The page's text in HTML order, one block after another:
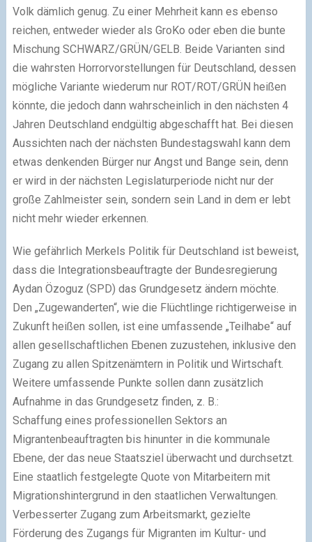
Volk dämlich genug. Zu einer Mehrheit kann es ebenso
reichen, entweder wieder als GroKo oder eben die bunte
Mischung SCHWARZ/GRÜN/GELB. Beide Varianten sind
die wahrsten Horrorvorstellungen für Deutschland, dessen
mögliche Variante wiederum nur ROT/ROT/GRÜN heißen
könnte, die jedoch dann wahrscheinlich in den nächsten 4
Jahren Deutschland endgültig abgeschafft hat. Bei diesen
Aussichten nach der nächsten Bundestagswahl kann dem
etwas denkenden Bürger nur Angst und Bange sein, denn
er wird in der nächsten Legislaturperiode nicht nur der
große Zahlmeister sein, sondern sein Land in dem er lebt
nicht mehr wieder erkennen.
Wie gefährlich Merkels Politik für Deutschland ist beweist,
dass die Integrationsbeauftragte der Bundesregierung
Aydan Özoguz (SPD) das Grundgesetz ändern möchte.
Den „Zugewanderten“, wie die Flüchtlinge richtigerweise in
Zukunft heißen sollen, ist eine umfassende „Teilhabe“ auf
allen gesellschaftlichen Ebenen zuzustehen, inklusive den
Zugang zu allen Spitzenämtern in Politik und Wirtschaft.
Weitere umfassende Punkte sollen dann zusätzlich
Aufnahme in das Grundgesetz finden, z. B.:
Schaffung eines professionellen Sektors an
Migrantenbeauftragten bis hinunter in die kommunale
Ebene, der das neue Staatsziel überwacht und durchsetzt.
Eine staatlich festgelegte Quote von Mitarbeitern mit
Migrationshintergrund in den staatlichen Verwaltungen.
Verbesserter Zugang zum Arbeitsmarkt, gezielte
Förderung des Zugangs für Migranten im Kultur- und